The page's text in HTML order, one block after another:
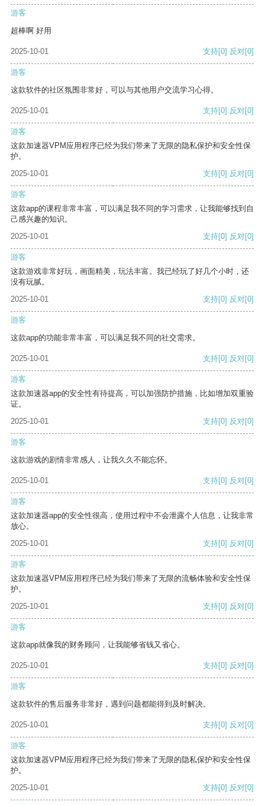
游客
超棒啊 好用
2025-10-01 支持[0] 反对[0]
游客
这款软件的社区氛围非常好，可以与其他用户交流学习心得。
2025-10-01 支持[0] 反对[0]
游客
这款加速器VPM应用程序已经为我们带来了无限的隐私保护和安全性保
护。
2025-10-01
支持[0] 反对[0]
游客
这款app的课程非常丰富，可以满足我不同的学习需求，让我能够找到自
己感兴趣的知识。
2025-10-01
支持[0] 反对[0]
游客
这款游戏非常好玩，画面精美，玩法丰富。我已经玩了好几个小时，还
没有玩腻。
2025-10-01
支持[0] 反对[0]
游客
这款app的功能非常丰富，可以满足我不同的社交需求。
2025-10-01 支持[0] 反对[0]
游客
这款加速器app的安全性有待提高，可以加强防护措施，比如增加双重验
证。
2025-10-01
支持[0] 反对[0]
游客
这款游戏的剧情非常感人，让我久久不能忘怀。
2025-10-01 支持[0] 反对[0]
游客
这款加速器app的安全性很高，使用过程中不会泄露个人信息，让我非常
放心。
2025-10-01
支持[0] 反对[0]
游客
这款加速器VPM应用程序已经为我们带来了无限的流畅体验和安全性保
护。
2025-10-01
支持[0] 反对[0]
游客
这款app就像我的财务顾问，让我能够省钱又省心。
2025-10-01 支持[0] 反对[0]
游客
这款软件的售后服务非常好，遇到问题都能得到及时解决。
2025-10-01 支持[0] 反对[0]
游客
这款加速器VPM应用程序已经为我们带来了无限的隐私保护和安全性保
护。
2025-10-01
支持[0] 反对[0]